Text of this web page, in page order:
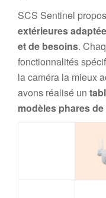
SCS Sentinel
extérieures
et de besoins.
fonctionnalités
la caméra la mieux
avons réalisé un
modèles pharesde